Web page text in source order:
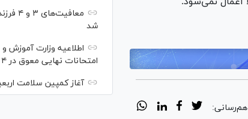
هم‌رسانی:
شد
اطلاعیه وزارت آموزش و
امتحانات نهایی معوق در ۴ استان جنوبی کشور
آغاز کمپین سلامت